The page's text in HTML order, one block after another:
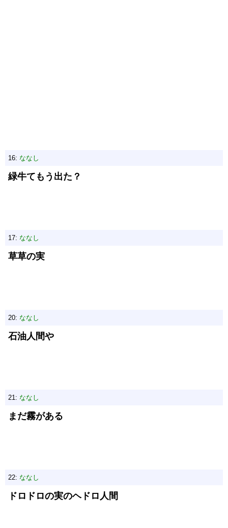
16: ななし
緑牛てもう出た？
17: ななし
草草の実
20: ななし
石油人間や
21: ななし
まだ霧がある
22: ななし
ドロドロの実のヘドロ人間